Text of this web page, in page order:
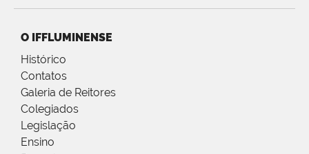
O IFFLUMINENSE
Histórico
Contatos
Galeria de Reitores
Colegiados
Legislação
Ensino